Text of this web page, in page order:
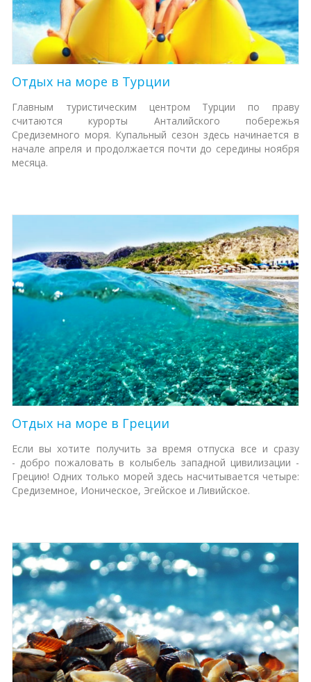
Отдых на море в Турции
Главным туристическим центром Турции по праву
считаются курорты Анталийского побережья
Средиземного моря. Купальный сезон здесь начинается в
начале апреля и продолжается почти до середины ноября
месяца.
Отдых на море в Греции
Если вы хотите получить за время отпуска все и сразу
- добро пожаловать в колыбель западной цивилизации -
Грецию! Одних только морей здесь насчитывается четыре:
Средиземное, Ионическое, Эгейское и Ливийское.